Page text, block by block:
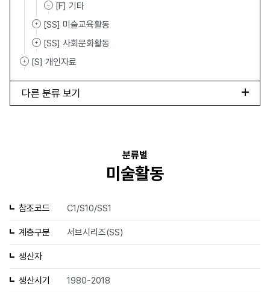
[F] 기타
[SS] 미술교육활동
[SS] 사회문화활동
[S] 개인자료
다른 분류 보기
분류별
미술활동
참조코드 C1/S10/SS1
계층구분 서브시리즈(SS)
생산자
생산시기 1980-2018